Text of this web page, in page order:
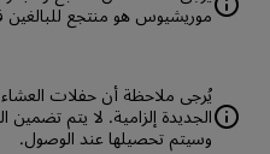
موريشيوس هو منتجع للبالغين فقط (من
يُرجى ملاحظة أن حفلات العشاء
الجديدة إلزامية. لا يتم تضمين
وسيتم تحصيلها عند الوصول.